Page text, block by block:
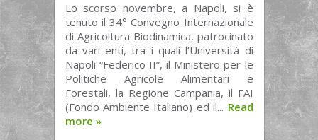
Lo scorso novembre, a Napoli, si è
tenuto il 34° Convegno Internazionale
di Agricoltura Biodinamica, patrocinato
da vari enti, tra i quali l’Università di
Napoli “Federico II”, il Ministero per le
Politiche Agricole Alimentari e
Forestali, la Regione Campania, il FAI
(Fondo Ambiente Italiano) ed il... Read
more »